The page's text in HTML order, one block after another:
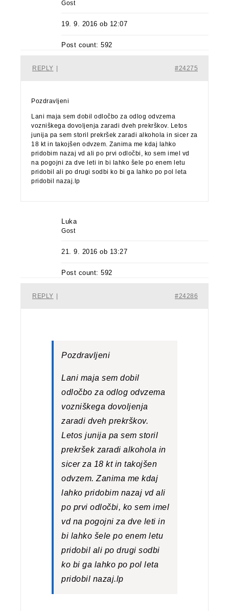
Gost
19. 9. 2016 ob 12:07
Post count: 592
#24275
REPLY
Pozdravljeni
Lani maja sem dobil odločbo za odlog odvzema
vozniškega dovoljenja zaradi dveh prekrškov. Letos
junija pa sem storil prekršek zaradi alkohola in sicer za
18 kt in takojšen odvzem. Zanima me kdaj lahko
pridobim nazaj vd ali po prvi odločbi, ko sem imel vd
na pogojni za dve leti in bi lahko šele po enem letu
pridobil ali po drugi sodbi ko bi ga lahko po pol leta
pridobil nazaj.lp
Luka
Gost
21. 9. 2016 ob 13:27
Post count: 592
#24286
REPLY
Pozdravljeni
Lani maja sem dobil
odločbo za odlog odvzema
vozniškega dovoljenja
zaradi dveh prekrškov.
Letos junija pa sem storil
prekršek zaradi alkohola in
sicer za 18 kt in takojšen
odvzem. Zanima me kdaj
lahko pridobim nazaj vd ali
po prvi odločbi, ko sem imel
vd na pogojni za dve leti in
bi lahko šele po enem letu
pridobil ali po drugi sodbi
ko bi ga lahko po pol leta
pridobil nazaj.lp